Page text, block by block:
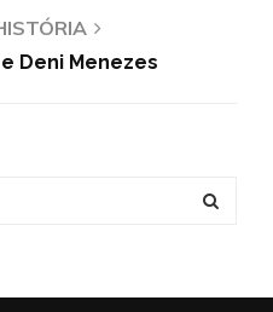
Deni Menezes
E